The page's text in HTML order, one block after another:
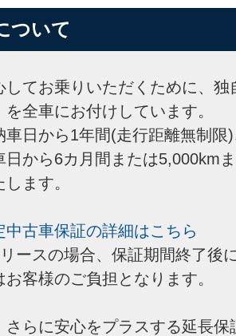
ついて
してお乗りいただくために、
全車にお付けしています。
車日から1年間(走行距離無制限
日から6カ月間または5,000km
ます。
中古車保証の詳細はこちら
ースの場合、保証期間終了後
客様のご負担となります。
さらに安心をプラスする延長